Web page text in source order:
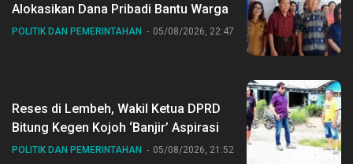
Alokasikan Dana Pribadi Bantu Warga
POLITIK DAN PEMERINTAHAN 05/08/2026, 22:47
Reses di Lembeh, Wakil Ketua DPRD
Bitung Kegen Kojoh ‘Banjir’ Aspirasi
POLITIK DAN PEMERINTAHAN 05/08/2026, 21:52